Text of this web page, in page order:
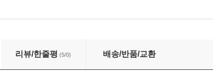
리뷰/한줄평 (5/0) 배송/반품/교환